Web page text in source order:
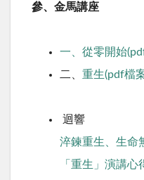
參、金馬講座
一、從零開始
二、 重生(pdf檔
迴響
淬鍊重生、生命
「重生」演講